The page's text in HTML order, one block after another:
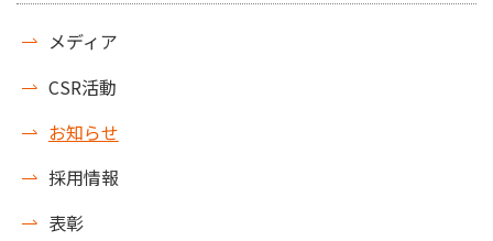
メディア
CSR活動
お知らせ
採用情報
表彰